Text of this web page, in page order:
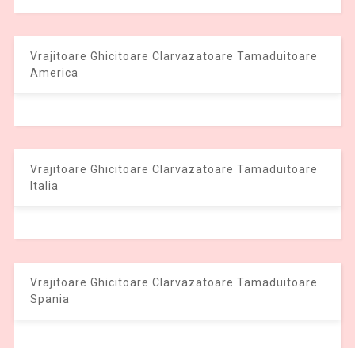
Vrajitoare Ghicitoare Clarvazatoare Tamaduitoare
America
Vrajitoare Ghicitoare Clarvazatoare Tamaduitoare
Italia
Vrajitoare Ghicitoare Clarvazatoare Tamaduitoare
Spania